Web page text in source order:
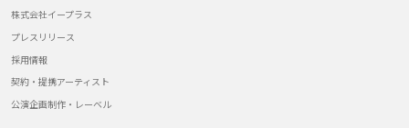
株式会社イープラス
プレスリリース
採用情報
契約・提携アーティスト
公演企画制作・レーベル